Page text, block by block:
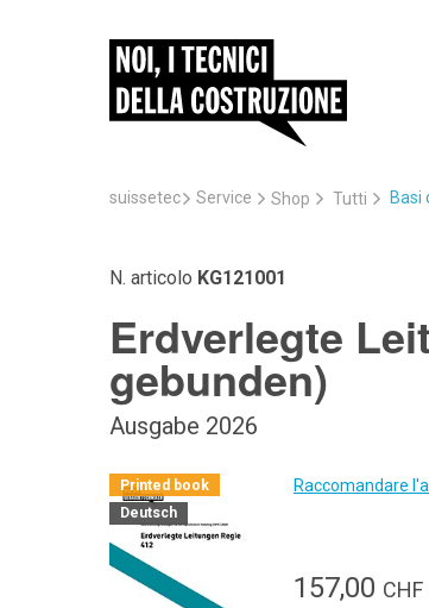
suissetec Service Shop Tutti Basi
N. articolo KG121001
Erdverlegte
gebunden)
Ausgabe 2026
Printed book
Deutsch
Raccomandare
157,00 CHF